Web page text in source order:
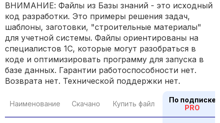
ВНИМАНИЕ: Файлы из Базы знаний - это исходный
код разработки. Это примеры решения задач,
шаблоны, заготовки, "строительные материалы"
для учетной системы. Файлы ориентированы на
специалистов 1С, которые могут разобраться в
коде и оптимизировать программу для запуска в
базе данных. Гарантии работоспособности нет.
Возврата нет. Технической поддержки нет.
Наименование Скачано Купить файл
По подписке
PRO